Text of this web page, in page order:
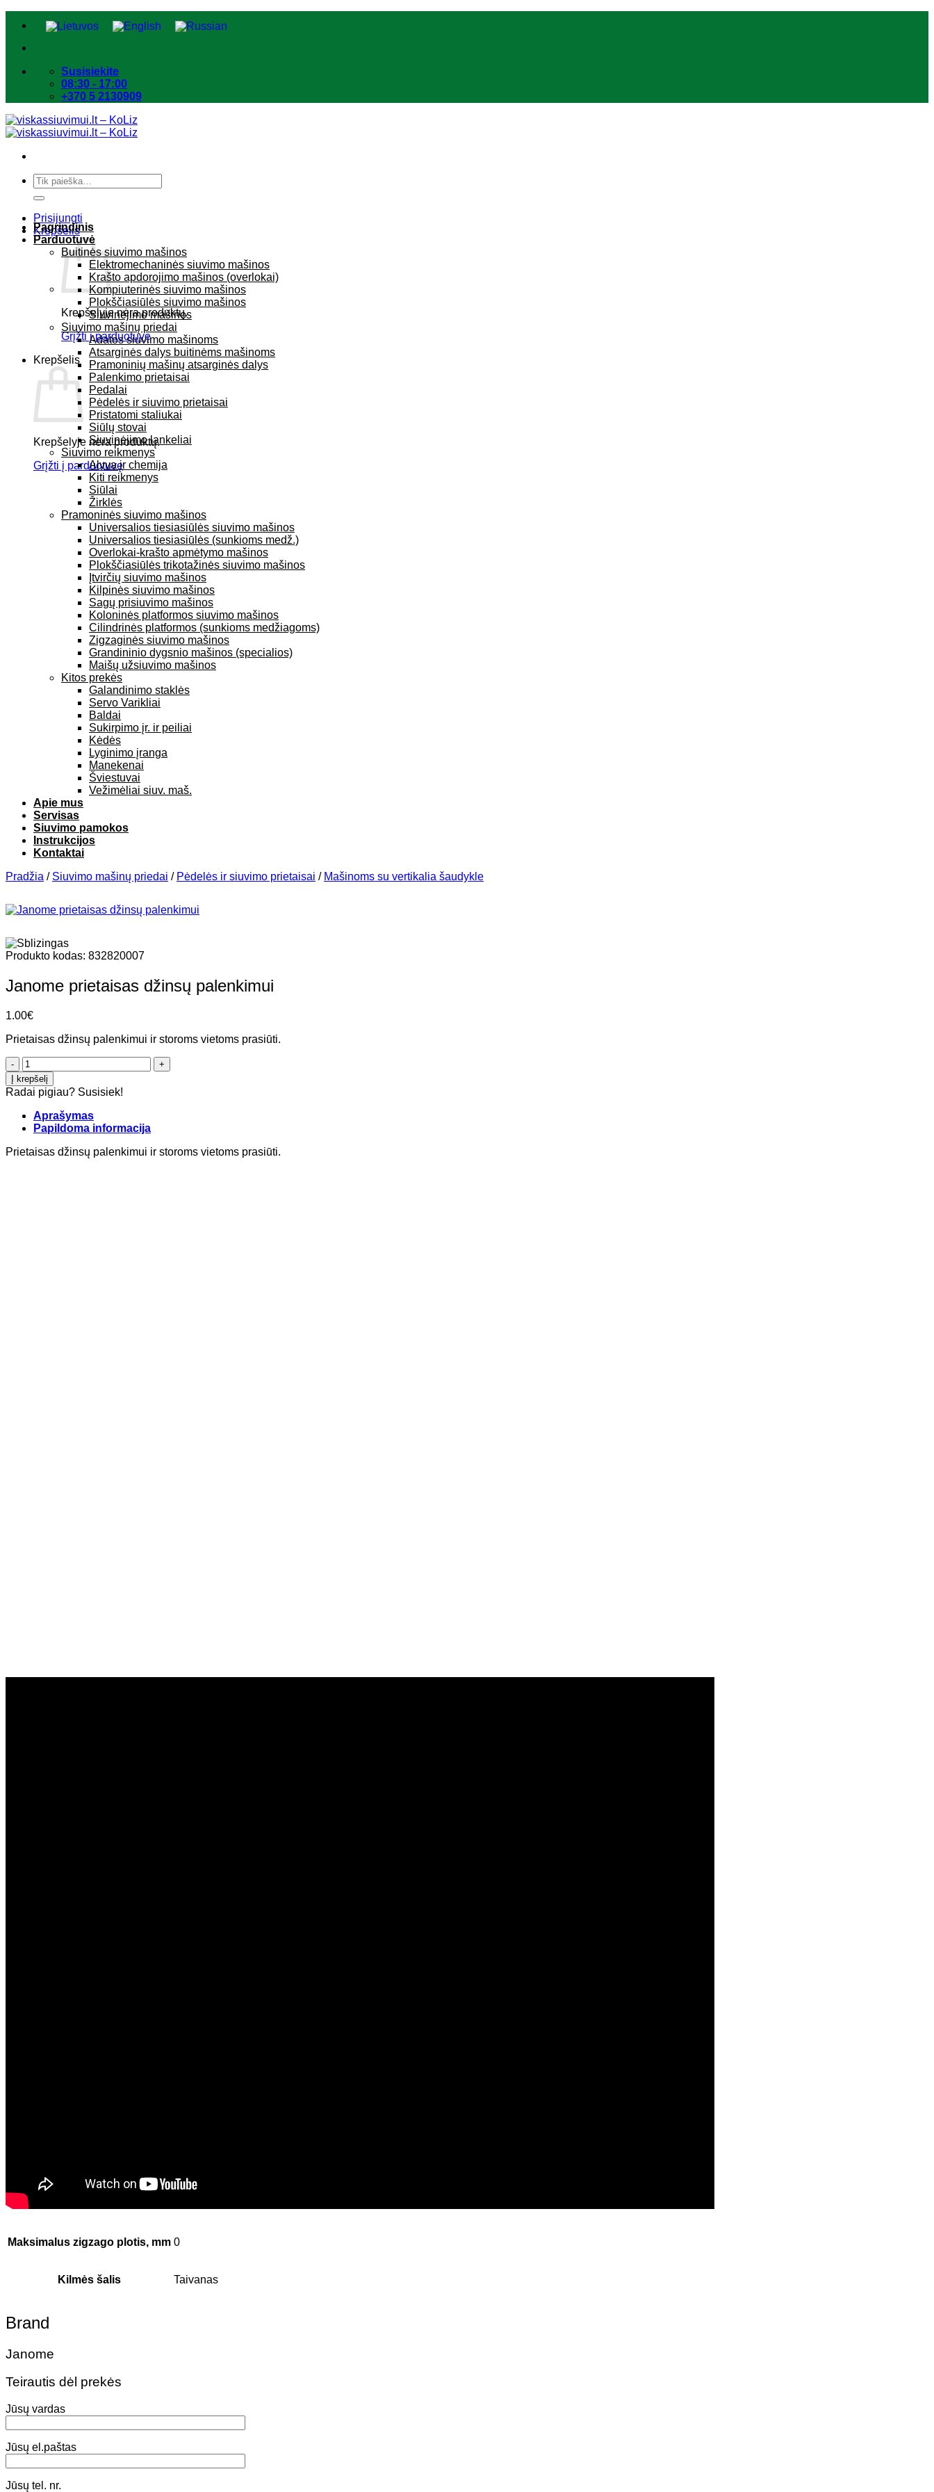
Susisiekite
08:30 - 17:00
+370 5 2130909
Ieškoti:
Prisijungti
Krepšelis
Krepšelyje nėra produktų.
Grįžti į parduotuvę
Krepšelis
Krepšelyje nėra produktų.
Grįžti į parduotuvę
Pagrindinis
Parduotuvė
Buitinės siuvimo mašinos
Elektromechaninės siuvimo mašinos
Krašto apdorojimo mašinos (overlokai)
Kompiuterinės siuvimo mašinos
Plokščiasiūlės siuvimo mašinos
Siuvinėjimo mašinos
Siuvimo mašinų priedai
Adatos siuvimo mašinoms
Atsarginės dalys buitinėms mašinoms
Pramoninių mašinų atsarginės dalys
Palenkimo prietaisai
Pedalai
Pėdelės ir siuvimo prietaisai
Pristatomi staliukai
Siūlų stovai
Siuvinėjimo lankeliai
Siuvimo reikmenys
Alyva ir chemija
Kiti reikmenys
Siūlai
Žirklės
Pramoninės siuvimo mašinos
Universalios tiesiasiūlės siuvimo mašinos
Universalios tiesiasiūlės (sunkioms medž.)
Overlokai-krašto apmėtymo mašinos
Plokščiasiūlės trikotažinės siuvimo mašinos
Įtvirčių siuvimo mašinos
Kilpinės siuvimo mašinos
Sagų prisiuvimo mašinos
Koloninės platformos siuvimo mašinos
Cilindrinės platformos (sunkioms medžiagoms)
Zigzaginės siuvimo mašinos
Grandininio dygsnio mašinos (specialios)
Maišų užsiuvimo mašinos
Kitos prekės
Galandinimo staklės
Servo Varikliai
Baldai
Sukirpimo įr. ir peiliai
Kėdės
Lyginimo įranga
Manekenai
Šviestuvai
Vežimėliai siuv. maš.
Apie mus
Servisas
Siuvimo pamokos
Instrukcijos
Kontaktai
Pradžia / Siuvimo mašinų priedai / Pėdelės ir siuvimo prietaisai / Mašinoms su vertikalia šaudykle
Produkto kodas: 832820007
Janome prietaisas džinsų palenkimui
1.00€
Prietaisas džinsų palenkimui ir storoms vietoms prasiūti.
produkto
kiekis:
Janome
prietaisas
džinsų
palenkimui
Į krepšelį
Radai pigiau? Susisiek!
Aprašymas
Papildoma informacija
Prietaisas džinsų palenkimui ir storoms vietoms prasiūti.
Maksimalus zigzago plotis, mm 0
Kilmės šalis Taivanas
Brand
Janome
Teirautis dėl prekės
Jūsų vardas
Jūsų el.paštas
Jūsų tel. nr.